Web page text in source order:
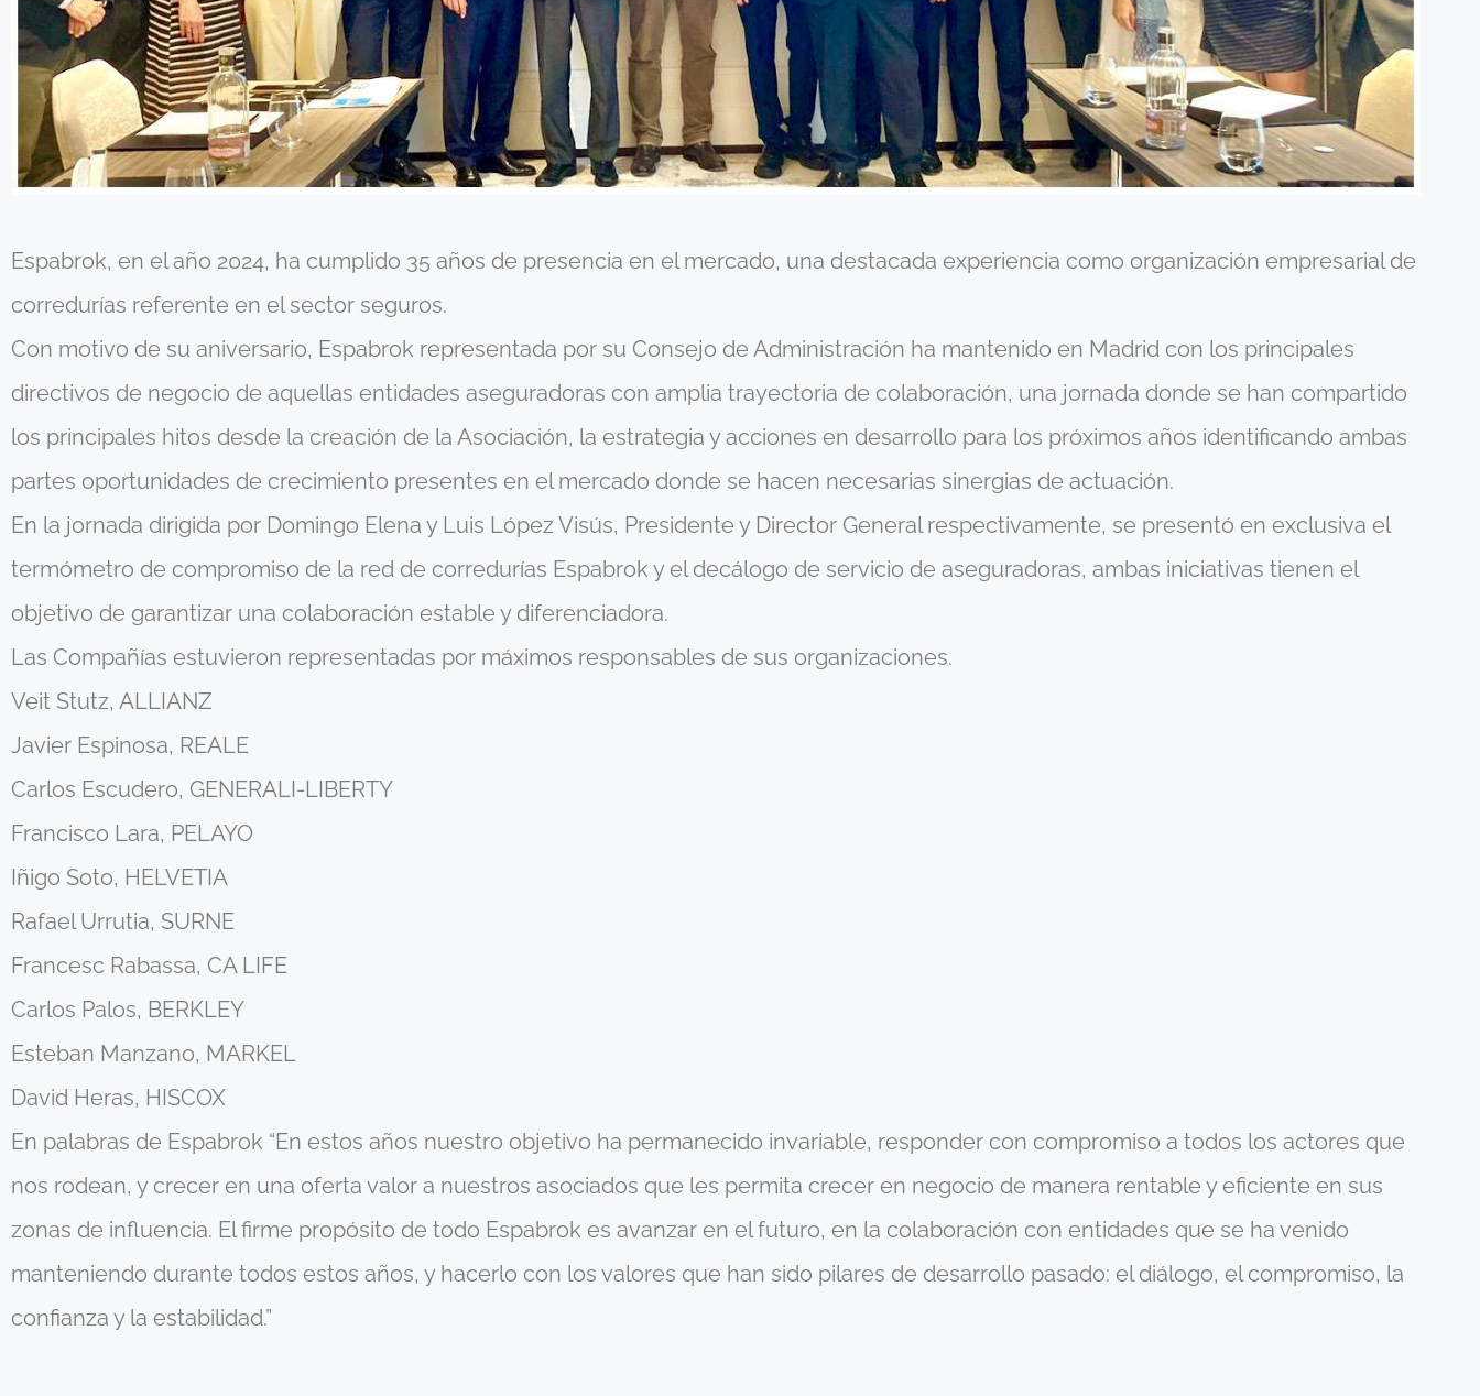
Espabrok, en el año 2024, ha cumplido 35 años de presencia en el mercado, una destacada experiencia como organización empresarial de
corredurías referente en el sector seguros.
Con motivo de su aniversario, Espabrok representada por su Consejo de Administración ha mantenido en Madrid con los principales
directivos de negocio de aquellas entidades aseguradoras con amplia trayectoria de colaboración, una jornada donde se han compartido
los principales hitos desde la creación de la Asociación, la estrategia y acciones en desarrollo para los próximos años identificando ambas
partes oportunidades de crecimiento presentes en el mercado donde se hacen necesarias sinergias de actuación.
En la jornada dirigida por Domingo Elena y Luis López Visús, Presidente y Director General respectivamente, se presentó en exclusiva el
termómetro de compromiso de la red de corredurías Espabrok y el decálogo de servicio de aseguradoras, ambas iniciativas tienen el
objetivo de garantizar una colaboración estable y diferenciadora.
Las Compañías estuvieron representadas por máximos responsables de sus organizaciones.
Veit Stutz, ALLIANZ
Javier Espinosa, REALE
Carlos Escudero, GENERALI-LIBERTY
Francisco Lara, PELAYO
Iñigo Soto, HELVETIA
Rafael Urrutia, SURNE
Francesc Rabassa, CA LIFE
Carlos Palos, BERKLEY
Esteban Manzano, MARKEL
David Heras, HISCOX
En palabras de Espabrok “En estos años nuestro objetivo ha permanecido invariable, responder con compromiso a todos los actores que
nos rodean, y crecer en una oferta valor a nuestros asociados que les permita crecer en negocio de manera rentable y eficiente en sus
zonas de influencia. El firme propósito de todo Espabrok es avanzar en el futuro, en la colaboración con entidades que se ha venido
manteniendo durante todos estos años, y hacerlo con los valores que han sido pilares de desarrollo pasado: el diálogo, el compromiso, la
confianza y la estabilidad.”